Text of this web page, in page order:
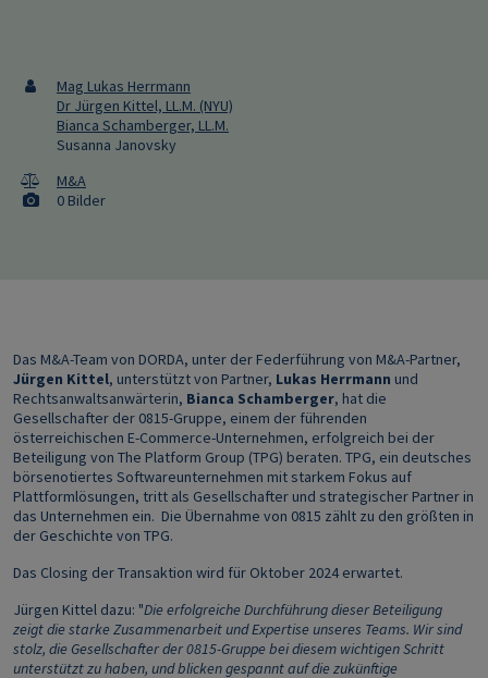
Mag Lukas Herrmann
Dr Jürgen Kittel, LL.M. (NYU)
Bianca Schamberger, LL.M.
Susanna Janovsky
M&A
0 Bilder
Das M&A-Team von DORDA, unter der Federführung von M&A-Partner,
Jürgen Kittel, unterstützt von Partner, Lukas Herrmann und
Rechtsanwaltsanwärterin, Bianca Schamberger, hat die
Gesellschafter der 0815-Gruppe, einem der führenden
österreichischen E-Commerce-Unternehmen, erfolgreich bei der
Beteiligung von The Platform Group (TPG) beraten. TPG, ein deutsches
börsenotiertes Softwareunternehmen mit starkem Fokus auf
Plattformlösungen, tritt als Gesellschafter und strategischer Partner in
das Unternehmen ein. Die Übernahme von 0815 zählt zu den größten in
der Geschichte von TPG.
Das Closing der Transaktion wird für Oktober 2024 erwartet.
Jürgen Kittel dazu: "Die erfolgreiche Durchführung dieser Beteiligung
zeigt die starke Zusammenarbeit und Expertise unseres Teams. Wir sind
stolz, die Gesellschafter der 0815-Gruppe bei diesem wichtigen Schritt
unterstützt zu haben, und blicken gespannt auf die zukünftige